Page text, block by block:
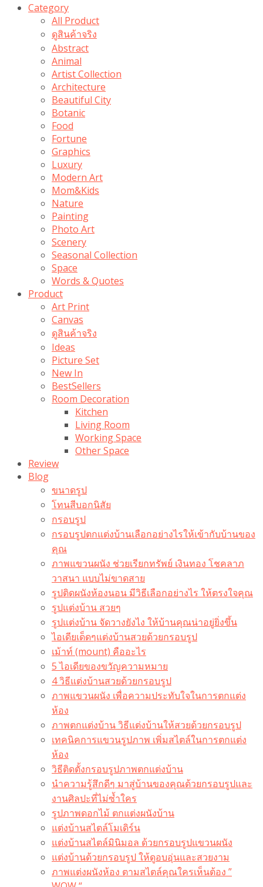
Category
All Product
ดูสินค้าจริง
Abstract
Animal
Artist Collection
Architecture
Beautiful City
Botanic
Food
Fortune
Graphics
Luxury
Modern Art
Mom&Kids
Nature
Painting
Photo Art
Scenery
Seasonal Collection
Space
Words & Quotes
Product
Art Print
Canvas
ดูสินค้าจริง
Ideas
Picture Set
New In
BestSellers
Room Decoration
Kitchen
Living Room
Working Space
Other Space
Review
Blog
ขนาดรูป
โทนสีบอกนิสัย
กรอบรูป
กรอบรูปตกแต่งบ้านเลือกอย่างไรให้เข้ากับบ้านของ
คุณ
ภาพแขวนผนัง ช่วยเรียกทรัพย์ เงินทอง โชคลาภ
วาสนา แบบไม่ขาดสาย
รูปติดผนังห้องนอน มีวิธีเลือกอย่างไร ให้ตรงใจคุณ
รูปแต่งบ้าน สวยๆ
รูปแต่งบ้าน จัดวางยังไง ให้บ้านคุณน่าอยู่ยิ่งขึ้น
ไอเดียเด็ดๆแต่งบ้านสวยด้วยกรอบรูป
เม้าท์ (mount) คืออะไร​
5 ไอเดียของขวัญความหมาย
4 วิธีแต่งบ้านสวยด้วยกรอบรูป
ภาพแขวนผนัง เพื่อความประทับใจในการตกแต่ง
ห้อง
ภาพตกแต่งบ้าน วิธีแต่งบ้านให้สวยด้วยกรอบรูป
เทคนิคการแขวนรูปภาพ เพิ่มสไตล์ในการตกแต่ง
ห้อง
วิธีติดตั้งกรอบรูปภาพตกแต่งบ้าน
นำความรู้สึกดีๆ มาสู่บ้านของคุณด้วยกรอบรูปและ
งานศิลปะที่ไม่ซ้ำใคร
รูปภาพดอกไม้ ตกแต่งผนังบ้าน
แต่งบ้านสไตล์โมเดิร์น
แต่งบ้านสไตล์มินิมอล ด้วยกรอบรูปแขวนผนัง
แต่งบ้านด้วยกรอบรูป ให้ดูอบอุ่นและสวยงาม
ภาพแต่งผนังห้อง ตามสไตล์คุณใครเห็นต้อง ”